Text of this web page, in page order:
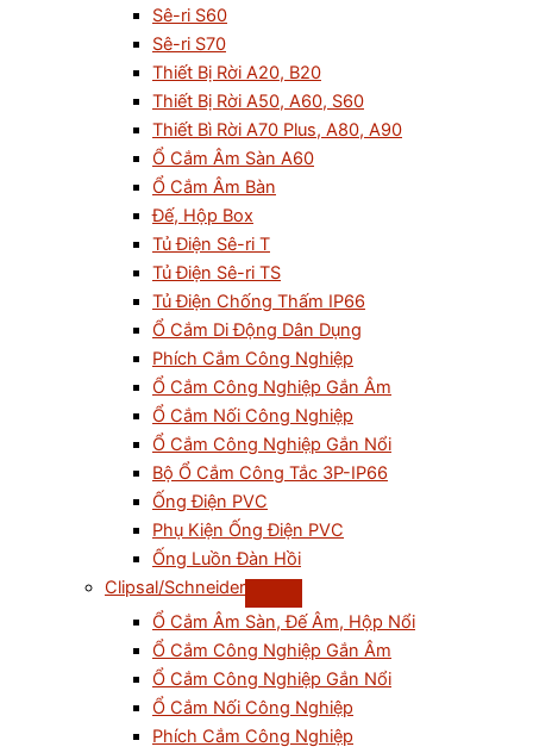
Sê-ri S60
Sê-ri S70
Thiết Bị Rời A20, B20
Thiết Bị Rời A50, A60, S60
Thiết Bì Rời A70 Plus, A80, A90
Ổ Cắm Âm Sàn A60
Ổ Cắm Âm Bàn
Đế, Hộp Box
Tủ Điện Sê-ri T
Tủ Điện Sê-ri TS
Tủ Điện Chống Thấm IP66
Ổ Cắm Di Động Dân Dụng
Phích Cắm Công Nghiệp
Ổ Cắm Công Nghiệp Gắn Âm
Ổ Cắm Nối Công Nghiệp
Ổ Cắm Công Nghiệp Gắn Nổi
Bộ Ổ Cắm Công Tắc 3P-IP66
Ống Điện PVC
Phụ Kiện Ống Điện PVC
Ống Luồn Đàn Hồi
Clipsal/Schneider
Ổ Cắm Âm Sàn, Đế Âm, Hộp Nổi
Ổ Cắm Công Nghiệp Gắn Âm
Ổ Cắm Công Nghiệp Gắn Nổi
Ổ Cắm Nối Công Nghiệp
Phích Cắm Công Nghiệp